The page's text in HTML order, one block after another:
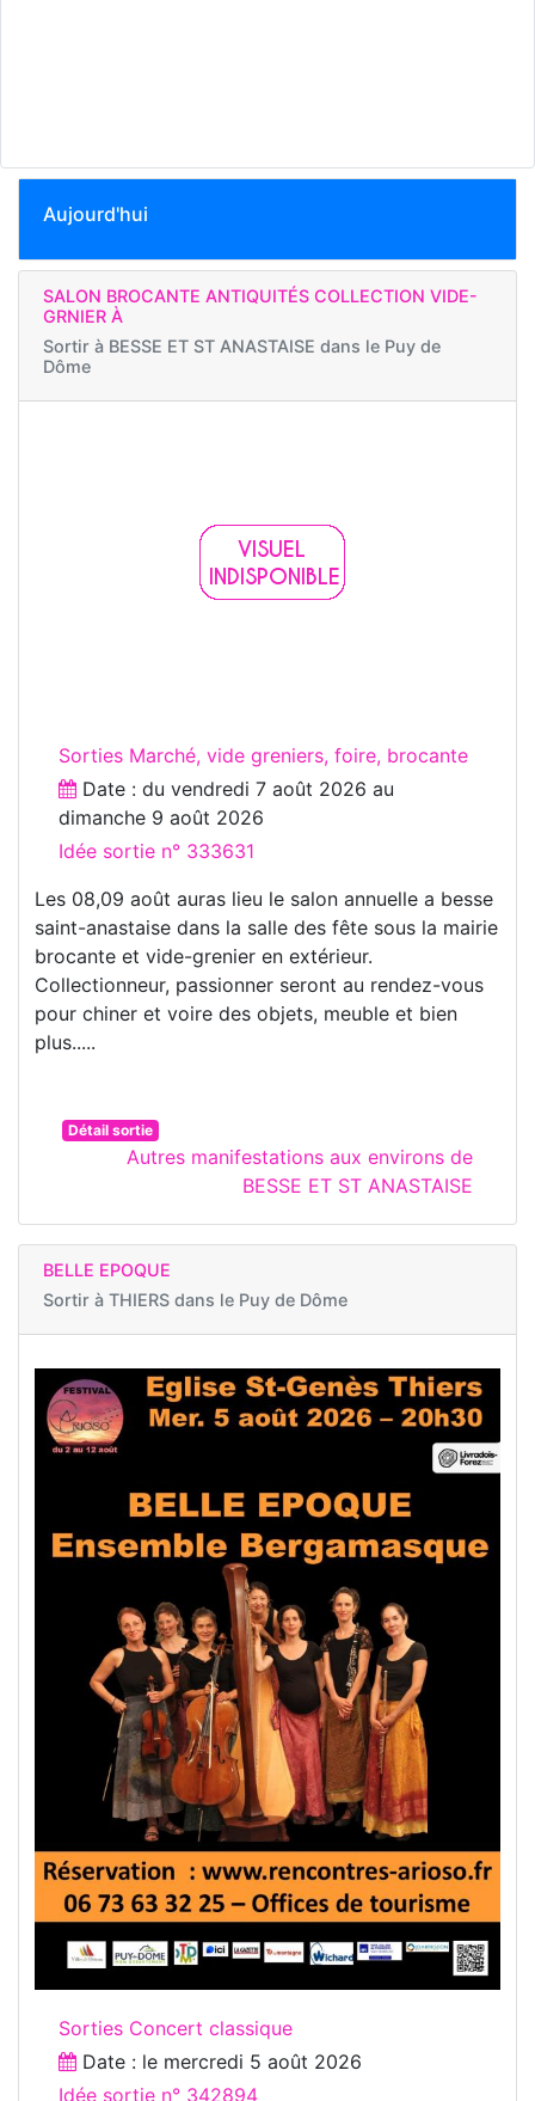
Aujourd'hui
SALON BROCANTE ANTIQUITÉS COLLECTION VIDE-
GRNIER À
Sortir à BESSE ET ST ANASTAISE dans le Puy de
Dôme
Sorties Marché, vide greniers, foire, brocante
Date : du vendredi 7 août 2026 au
dimanche 9 août 2026
Idée sortie n° 333631
Les 08,09 août auras lieu le salon annuelle a besse
saint-anastaise dans la salle des fête sous la mairie
brocante et vide-grenier en extérieur.
Collectionneur, passionner seront au rendez-vous
pour chiner et voire des objets, meuble et bien
plus.....
Détail sortie
Autres manifestations aux environs de
BESSE ET ST ANASTAISE
BELLE EPOQUE
Sortir à THIERS dans le Puy de Dôme
Sorties Concert classique
Date : le mercredi 5 août 2026
Idée sortie n° 342894